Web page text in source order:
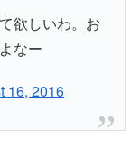
欲しいわ。お
なー
16, 2016